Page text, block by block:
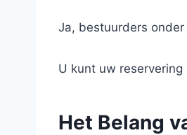
Ja, bestuurders
U kunt uw
Het Belang